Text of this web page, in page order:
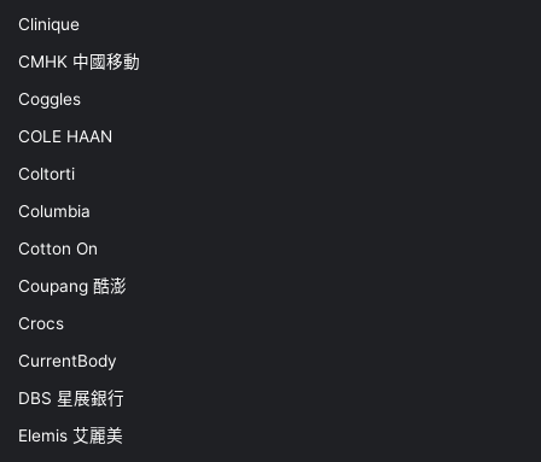
Clinique
CMHK 中國移動
Coggles
COLE HAAN
Coltorti
Columbia
Cotton On
Coupang 酷澎
Crocs
CurrentBody
DBS 星展銀行
Elemis 艾麗美